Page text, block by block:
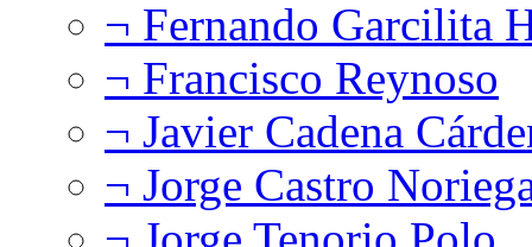
¬ Fernando Garcilita
¬ Francisco Reynoso
¬ Javier Cadena
¬ Jorge Castro